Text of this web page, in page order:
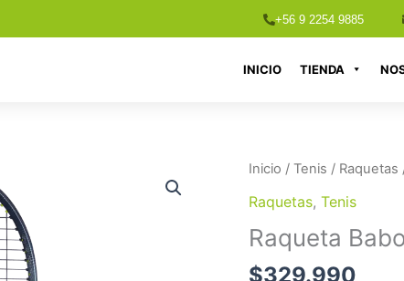
+56 9 2254 9885
INICIO TIENDA
Inicio / Tenis / Raquetas
Raquetas, Tenis
Raqueta
$329.990
Raqueta
Babolat
Pure
Aero
98